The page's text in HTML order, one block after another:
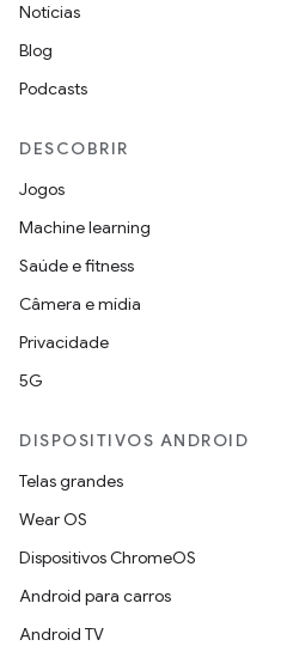
Notícias
Blog
Podcasts
DESCOBRIR
Jogos
Machine learning
Saúde e fitness
Câmera e mídia
Privacidade
5G
DISPOSITIVOS ANDROID
Telas grandes
Wear OS
Dispositivos ChromeOS
Android para carros
Android TV